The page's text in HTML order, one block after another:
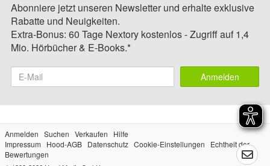
Abonniere jetzt unseren Newsletter und erhalte exklusive
Rabatte und Neuigkeiten.
Extra-Bonus: 60 Tage Nextory kostenlos - Zugriff auf 1,4
Mio. Hörbücher & E-Books.*
Anmelden
Anmelden Suchen Verkaufen
Hilfe
Impressum
Hood-AGB Datenschutz Cookie-Einstellungen
Echtheit der
Bewertungen